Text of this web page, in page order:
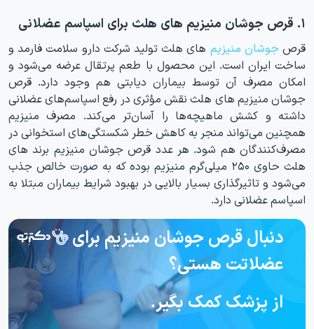
۱. قرص جوشان منیزیم های هلث برای اسپاسم عضلانی
قرص جوشان منیزیم های هلث تولید شرکت دارو سلامت فارمد و
ساخت ایران است. این محصول با طعم پرتقال عرضه می‌شود و
امکان مصرف آن توسط بیماران دیابتی هم وجود دارد. قرص
جوشان منیزیم های هلث نقش مؤثری در رفع اسپاسم‌های عضلانی
داشته و کشش ماهیچه‌ها را آسان‌تر می‌کند. مصرف منیزیم
همچنین می‌تواند منجر به کاهش خطر شکستگی‌های استخوانی در
مصرف‌کنندگان هم شود. هر عدد قرص جوشان منیزیم برند های
هلث حاوی ۲۵۰ میلی‌گرم منیزیم بوده که به صورت خالص جذب
می‌شود و تاثیرگذاری بسیار بالایی در بهبود شرایط بیماران مبتلا به
اسپاسم‌ عضلانی دارد.
دنبال قرص جوشان منیزیم برای
عضلاتت هستی؟
از پزشک کمک بگیر.